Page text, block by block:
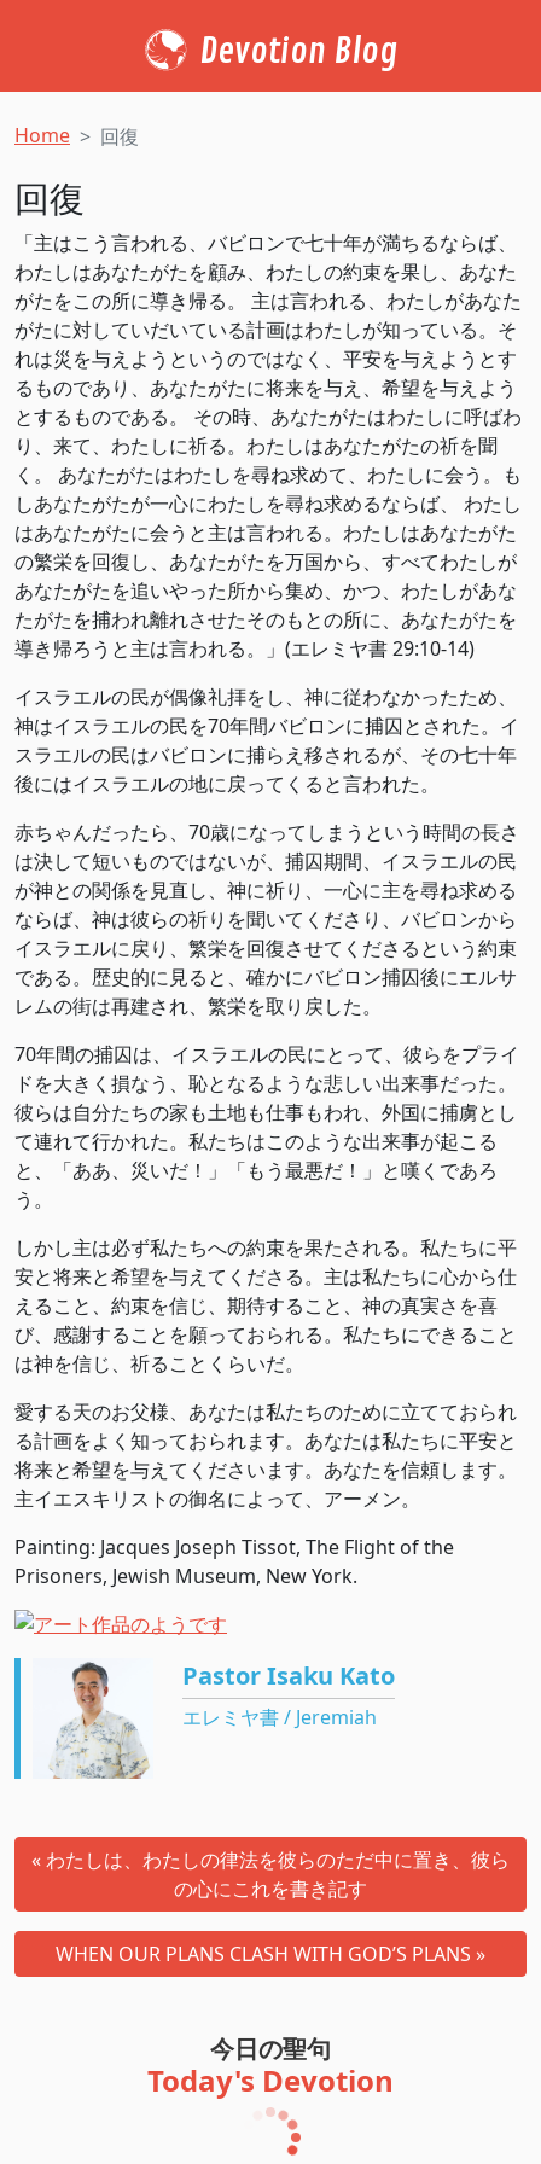
Devotion Blog
Home 回復
回復
「主はこう言われる、バビロンで七十年が満ちるならば、
わたしはあなたがたを顧み、わたしの約束を果し、あなた
がたをこの所に導き帰る。 主は言われる、わたしがあなた
がたに対していだいている計画はわたしが知っている。そ
れは災を与えようというのではなく、平安を与えようとす
るものであり、あなたがたに将来を与え、希望を与えよう
とするものである。 その時、あなたがたはわたしに呼ばわ
り、来て、わたしに祈る。わたしはあなたがたの祈を聞
く。 あなたがたはわたしを尋ね求めて、わたしに会う。も
しあなたがたが一心にわたしを尋ね求めるならば、 わたし
はあなたがたに会うと主は言われる。わたしはあなたがた
の繁栄を回復し、あなたがたを万国から、すべてわたしが
あなたがたを追いやった所から集め、かつ、わたしがあな
たがたを捕われ離れさせたそのもとの所に、あなたがたを
導き帰ろうと主は言われる。」(‭‭エレミヤ書‬ ‭29:10-14‬)
イスラエルの民が偶像礼拝をし、神に従わなかったため、
神はイスラエルの民を70年間バビロンに捕囚とされた。イ
スラエルの民はバビロンに捕らえ移されるが、その七十年
後にはイスラエルの地に戻ってくると言われた。
赤ちゃんだったら、70歳になってしまうという時間の長さ
は決して短いものではないが、捕囚期間、イスラエルの民
が神との関係を見直し、神に祈り、一心に主を尋ね求める
ならば、神は彼らの祈りを聞いてくださり、バビロンから
イスラエルに戻り、繁栄を回復させてくださるという約束
である。歴史的に見ると、確かにバビロン捕囚後にエルサ
レムの街は再建され、繁栄を取り戻した。
70年間の捕囚は、イスラエルの民にとって、彼らをプライ
ドを大きく損なう、恥となるような悲しい出来事だった。
彼らは自分たちの家も土地も仕事もわれ、外国に捕虜とし
て連れて行かれた。私たちはこのような出来事が起こる
と、「ああ、災いだ！」「もう最悪だ！」と嘆くであろ
う。
しかし主は必ず私たちへの約束を果たされる。私たちに平
安と将来と希望を与えてくださる。主は私たちに心から仕
えること、約束を信じ、期待すること、神の真実さを喜
び、感謝することを願っておられる。私たちにできること
は神を信じ、祈ることくらいだ。
愛する天のお父様、あなたは私たちのために立てておられ
る計画をよく知っておられます。あなたは私たちに平安と
将来と希望を与えてくださいます。あなたを信頼します。
主イエスキリストの御名によって、アーメン。
Painting: Jacques Joseph Tissot, The Flight of the
Prisoners, Jewish Museum, New York.
Pastor Isaku Kato
エレミヤ書 / Jeremiah
« わたしは、わたしの律法を彼らのただ中に置き、彼ら
の心にこれを書き記す
WHEN OUR PLANS CLASH WITH GOD’S PLANS »
今日の聖句
Today's Devotion